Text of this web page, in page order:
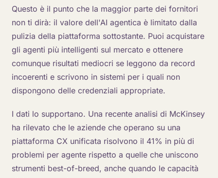
Questo è il punto che la maggior parte dei fornitori
non ti dirà: il valore dell'AI agentica è limitato dalla
pulizia della piattaforma sottostante. Puoi acquistare
gli agenti più intelligenti sul mercato e ottenere
comunque risultati mediocri se leggono da record
incoerenti e scrivono in sistemi per i quali non
dispongono delle credenziali appropriate.
I dati lo supportano. Una recente analisi di McKinsey
ha rilevato che le aziende che operano su una
piattaforma CX unificata risolvono il 41% in più di
problemi per agente rispetto a quelle che uniscono
strumenti best-of-breed, anche quando le capacità